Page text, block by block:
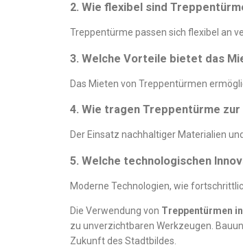
2. Wie flexibel sind
Treppentürme passen sich flexibel an
3. Welche Vorteile bietet das
Das Mieten von Treppentürmen
4. Wie tragen Treppentürme
Der Einsatz nachhaltiger Materialien
5. Welche technologischen
Moderne Technologien, wie
Die Verwendung von Treppentürmen in
zu unverzichtbaren Werkzeugen.
Zukunft des Stadtbildes.